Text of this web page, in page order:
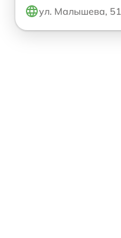
ул. Малышева, 51